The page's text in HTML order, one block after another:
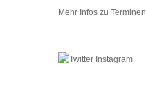
Mehr Infos zu Terminen